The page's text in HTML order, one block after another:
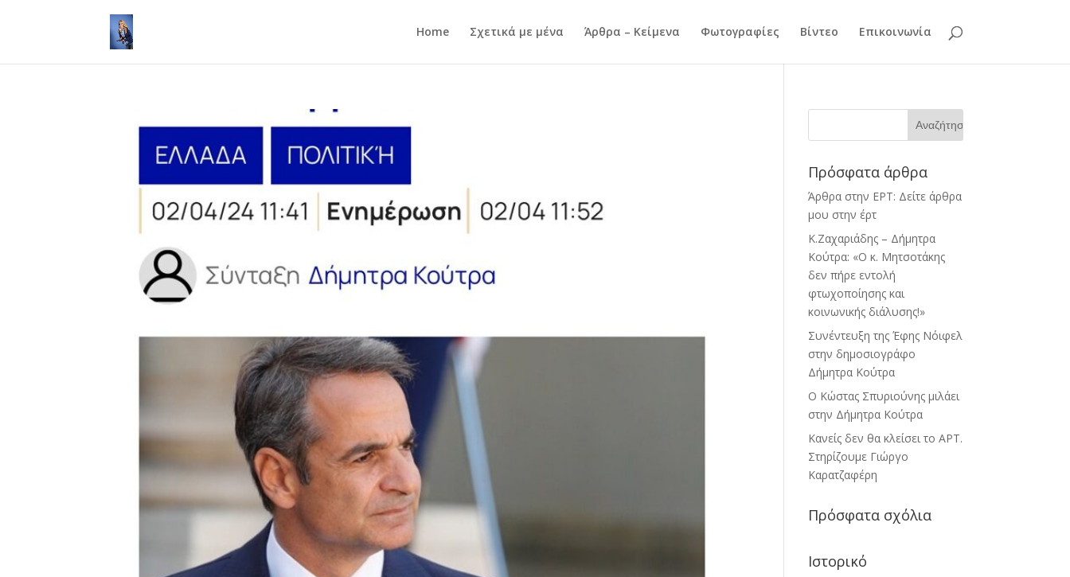
Home Σχετικά με μένα Άρθρα – Κείμενα Φωτογραφίες Βίντεο Επικοινωνία
Πρόσφατα άρθρα
Άρθρα στην ΕΡΤ: Δείτε άρθρα
μου στην έρτ
Κ.Ζαχαριάδης – Δήμητρα
Κούτρα: «Ο κ. Μητσοτάκης
δεν πήρε εντολή
φτωχοποίησης και
κοινωνικής διάλυσης!»
Συνέντευξη της Έφης Νόιφελ
στην δημοσιογράφο
Δήμητρα Κούτρα
Ο Κώστας Σπυριούνης μιλάει
στην Δήμητρα Κούτρα
Κανείς δεν θα κλείσει το ΑΡΤ.
Στηρίζουμε Γιώργο
Καρατζαφέρη
Πρόσφατα σχόλια
Ιστορικό